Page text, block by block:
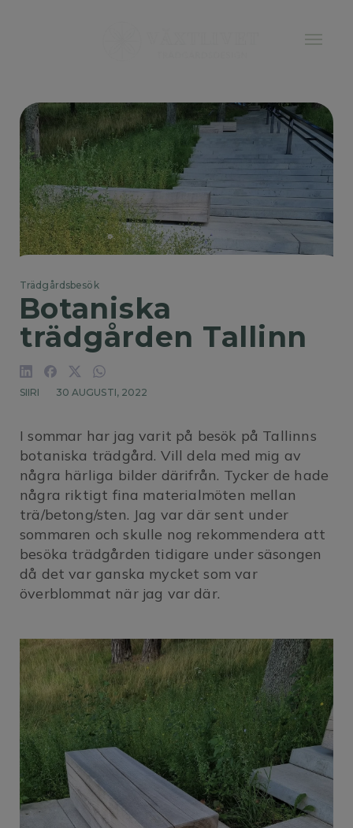
Trädgårdsbesök
Botaniska
trädgården Tallinn
SIIRI 30 AUGUSTI, 2022
I sommar har jag varit på besök på Tallinns
botaniska trädgård. Vill dela med mig av
några härliga bilder därifrån. Tycker de hade
några riktigt fina materialmöten mellan
trä/betong/sten. Jag var där sent under
sommaren och skulle nog rekommendera att
besöka trädgården tidigare under säsongen
då det var ganska mycket som var
överblommat när jag var där.